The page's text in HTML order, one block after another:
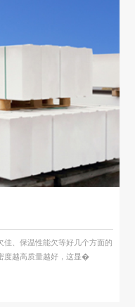
佳、保温性能欠等好几个方面的
度越高质量越好，这显�